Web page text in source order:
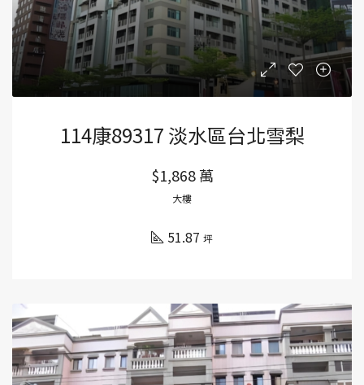
114康89317 淡水區台北雪梨
$1,868 萬
大樓
51.87 坪